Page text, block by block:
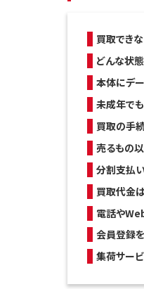
買取でき
どんな状
本体にデ
未成年で
買取の手
売るもの
分割支払
買取代金
電話や
会員登録
集荷サー